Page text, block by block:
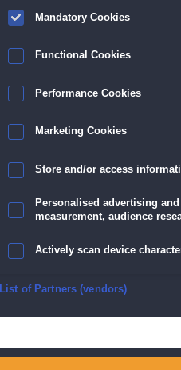
Mandatory Cookies
Functional Cookies
Performance Cookies
Marketing Cookies
Store and/or access
Personalised advertising
measurement, audience
Actively scan device
Ensure security, prevent
List of Partners (vendors)